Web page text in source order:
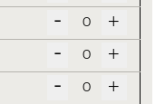
- +
- +
- +